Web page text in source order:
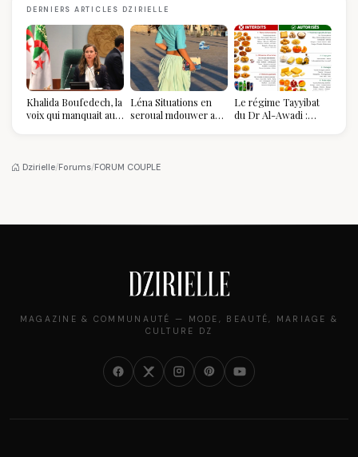
DERNIERS ARTICLES DZIRIELLE
Khalida Boufedech, la
voix qui manquait au
Léna Situations en
seroual mdouwer au
pièce mode de l'été
Le régime Tayyibat
du Dr Al-Awadi :
Dzirielle/Forums/FORUM COUPLE
MAGAZINE & COMMUNAUTÉ — MODE, BEAUTÉ, MARIAGE &
CULTURE DZ